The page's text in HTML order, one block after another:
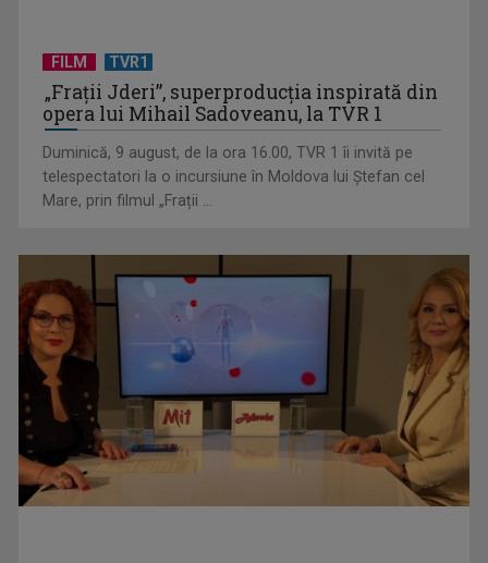
„Spune-mi”, piesa Monicăi Anghel – a patra cea mai votată
în concursul ...
CONCACAF respinge planul FIFA de privatizare parțială a
activităților comerciale
FILM TVR1
„Frații Jderi”, superproducția inspirată din
opera lui Mihail Sadoveanu, la TVR 1
Duminică, 9 august, de la ora 16.00, TVR 1 îi invită pe
telespectatori la o incursiune în Moldova lui Ștefan cel
Mare, prin filmul „Frații ...